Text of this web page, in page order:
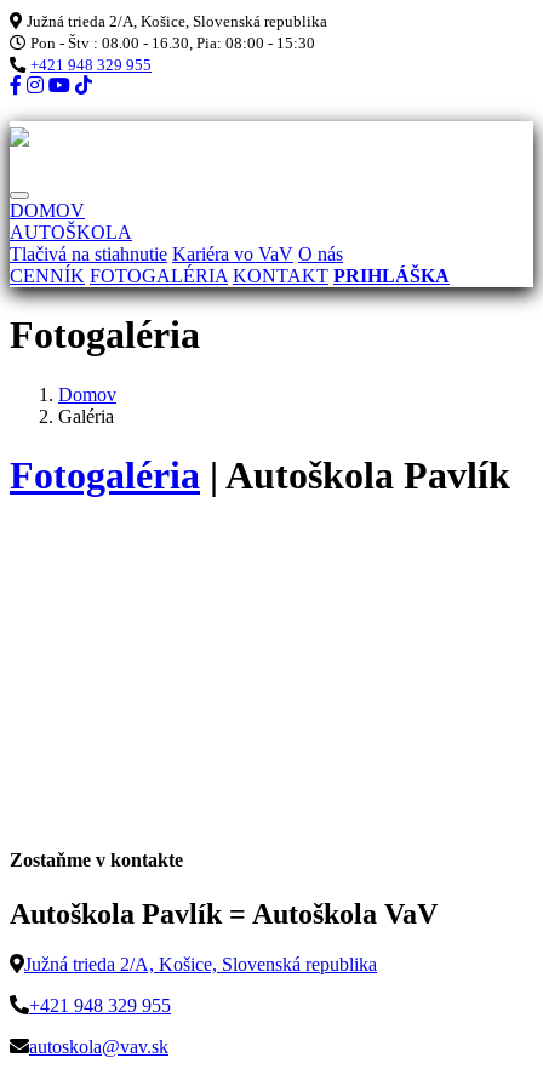
Južná trieda 2/A, Košice, Slovenská republika
Pon - Štv : 08.00 - 16.30, Pia: 08:00 - 15:30
+421 948 329 955
DOMOV
AUTOŠKOLA
Tlačivá na stiahnutie Kariéra vo VaV O nás
CENNÍK FOTOGALÉRIA KONTAKT PRIHLÁŠKA
Fotogaléria
Domov
Galéria
Fotogaléria | Autoškola Pavlík
Zostaňme v kontakte
Autoškola Pavlík = Autoškola VaV
Južná trieda 2/A, Košice, Slovenská republika
+421 948 329 955
autoskola@vav.sk